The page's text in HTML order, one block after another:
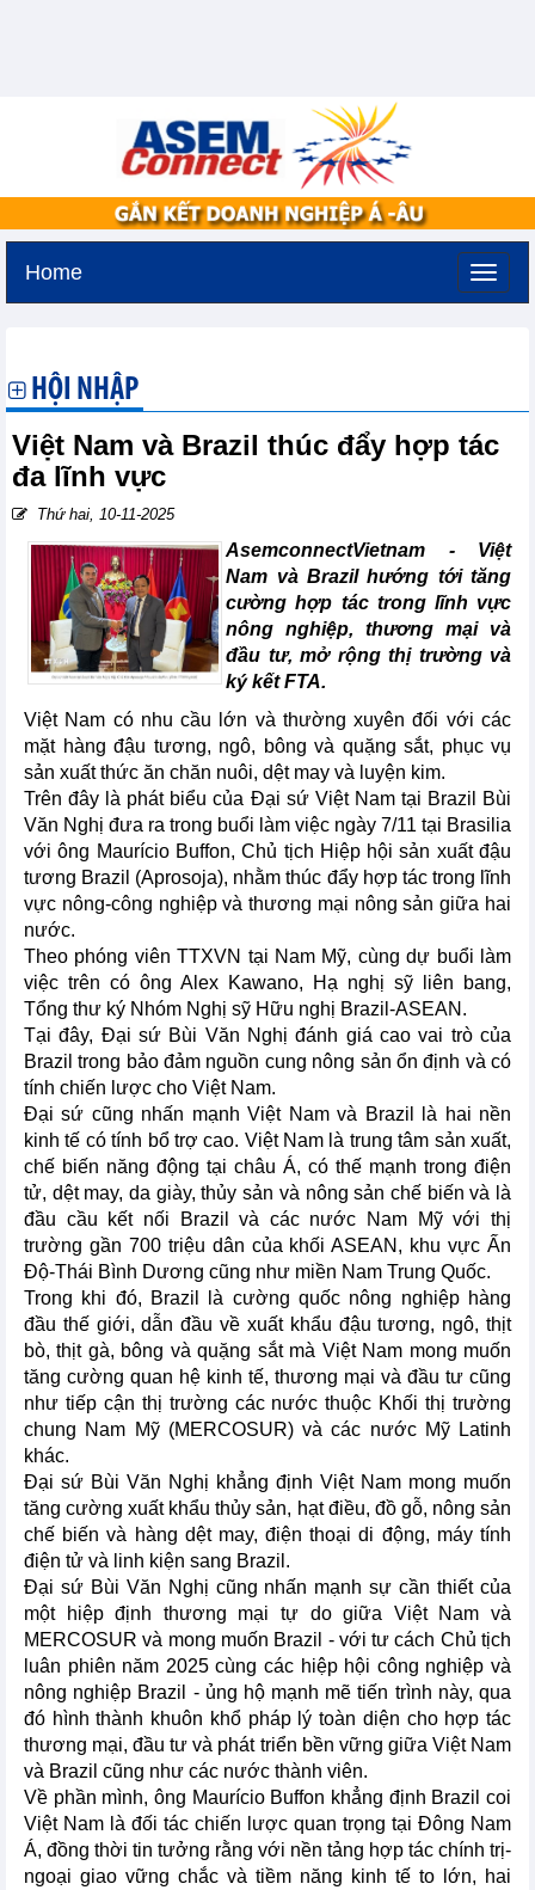
Home
HỘI NHẬP
Việt Nam và Brazil thúc đẩy hợp tác
đa lĩnh vực
Thứ hai, 10-11-2025
AsemconnectVietnam - Việt
Nam và Brazil hướng tới tăng
cường hợp tác trong lĩnh vực
nông nghiệp, thương mại và
đầu tư, mở rộng thị trường và
ký kết FTA.
Việt Nam có nhu cầu lớn và thường xuyên đối với các
mặt hàng đậu tương, ngô, bông và quặng sắt, phục vụ
sản xuất thức ăn chăn nuôi, dệt may và luyện kim.
Trên đây là phát biểu của Đại sứ Việt Nam tại Brazil Bùi
Văn Nghị đưa ra trong buổi làm việc ngày 7/11 tại Brasilia
với ông Maurício Buffon, Chủ tịch Hiệp hội sản xuất đậu
tương Brazil (Aprosoja), nhằm thúc đẩy hợp tác trong lĩnh
vực nông-công nghiệp và thương mại nông sản giữa hai
nước.
Theo phóng viên TTXVN tại Nam Mỹ, cùng dự buổi làm
việc trên có ông Alex Kawano, Hạ nghị sỹ liên bang,
Tổng thư ký Nhóm Nghị sỹ Hữu nghị Brazil-ASEAN.
Tại đây, Đại sứ Bùi Văn Nghị đánh giá cao vai trò của
Brazil trong bảo đảm nguồn cung nông sản ổn định và có
tính chiến lược cho Việt Nam.
Đại sứ cũng nhấn mạnh Việt Nam và Brazil là hai nền
kinh tế có tính bổ trợ cao. Việt Nam là trung tâm sản xuất,
chế biến năng động tại châu Á, có thế mạnh trong điện
tử, dệt may, da giày, thủy sản và nông sản chế biến và là
đầu cầu kết nối Brazil và các nước Nam Mỹ với thị
trường gần 700 triệu dân của khối ASEAN, khu vực Ấn
Độ-Thái Bình Dương cũng như miền Nam Trung Quốc.
Trong khi đó, Brazil là cường quốc nông nghiệp hàng
đầu thế giới, dẫn đầu về xuất khẩu đậu tương, ngô, thịt
bò, thịt gà, bông và quặng sắt mà Việt Nam mong muốn
tăng cường quan hệ kinh tế, thương mại và đầu tư cũng
như tiếp cận thị trường các nước thuộc Khối thị trường
chung Nam Mỹ (MERCOSUR) và các nước Mỹ Latinh
khác.
Đại sứ Bùi Văn Nghị khẳng định Việt Nam mong muốn
tăng cường xuất khẩu thủy sản, hạt điều, đồ gỗ, nông sản
chế biến và hàng dệt may, điện thoại di động, máy tính
điện tử và linh kiện sang Brazil.
Đại sứ Bùi Văn Nghị cũng nhấn mạnh sự cần thiết của
một hiệp định thương mại tự do giữa Việt Nam và
MERCOSUR và mong muốn Brazil - với tư cách Chủ tịch
luân phiên năm 2025 cùng các hiệp hội công nghiệp và
nông nghiệp Brazil - ủng hộ mạnh mẽ tiến trình này, qua
đó hình thành khuôn khổ pháp lý toàn diện cho hợp tác
thương mại, đầu tư và phát triển bền vững giữa Việt Nam
và Brazil cũng như các nước thành viên.
Về phần mình, ông Maurício Buffon khẳng định Brazil coi
Việt Nam là đối tác chiến lược quan trọng tại Đông Nam
Á, đồng thời tin tưởng rằng với nền tảng hợp tác chính trị-
ngoại giao vững chắc và tiềm năng kinh tế to lớn, hai